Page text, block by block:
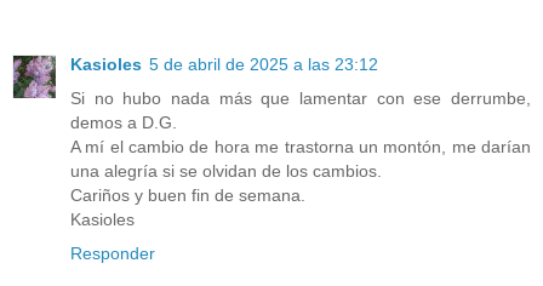
Kasioles 5 de abril de 2025 a las 23:12
Si no hubo nada más que lamentar con ese derrumbe,
demos a D.G.
A mí el cambio de hora me trastorna un montón, me darían
una alegría si se olvidan de los cambios.
Cariños y buen fin de semana.
Kasioles
Responder